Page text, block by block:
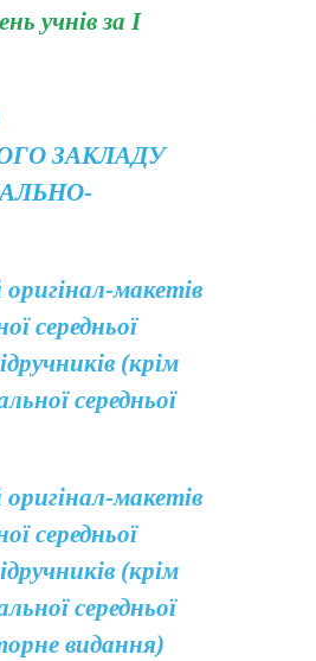
учнів за І
ЗАКЛАДУ
макетів
середньої
(крім
середньої
макетів
середньої
(крім
середньої
видання)